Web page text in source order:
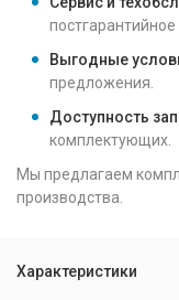
Выгодные
предложения.
Доступность
комплектующих.
Мы предлагаем
производства.
Характеристики